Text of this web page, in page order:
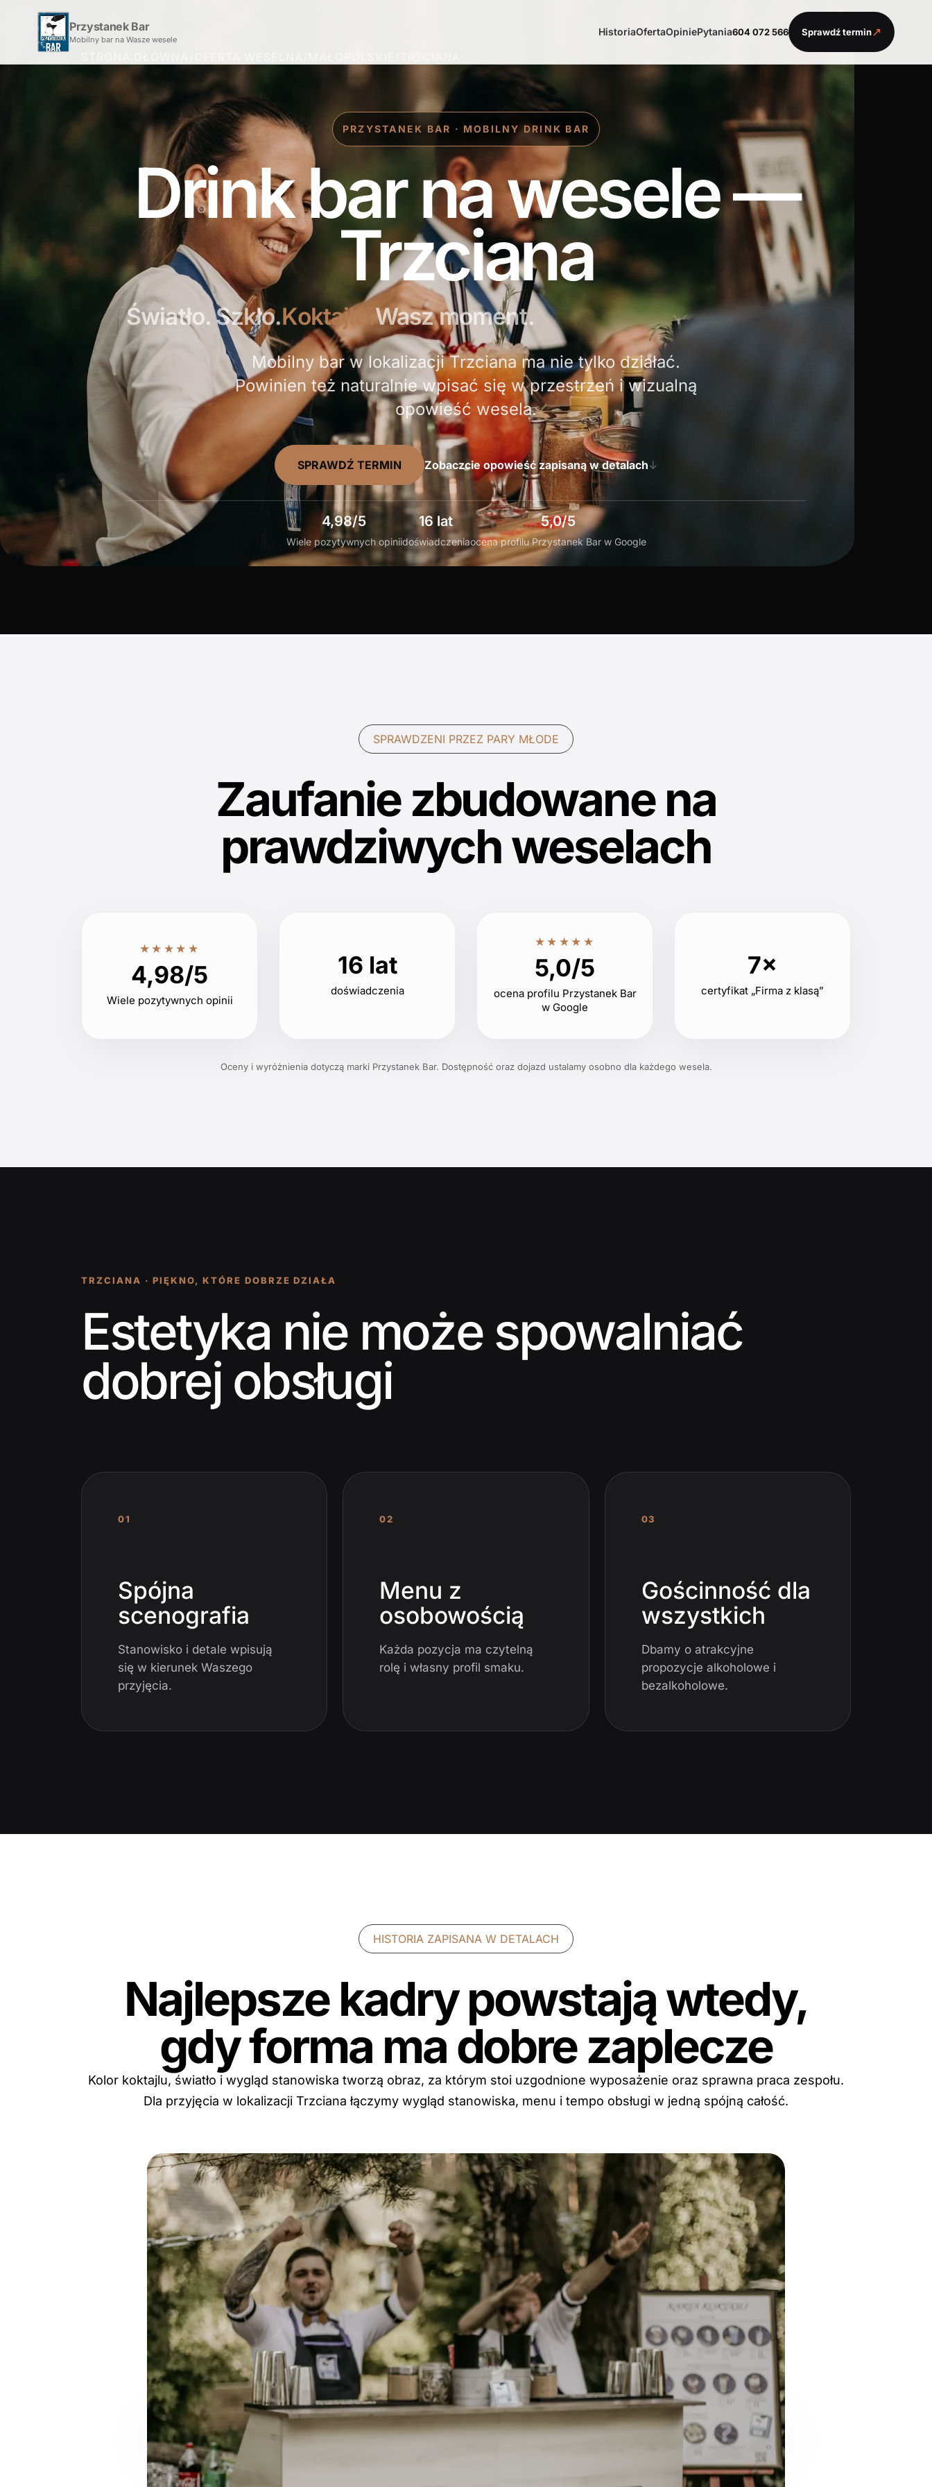
Przystanek Bar
Mobilny bar na Wasze wesele
HistoriaOfertaOpiniePytania604 072 566 Sprawdź termin↗
PRZYSTANEK BAR · MOBILNY DRINK BAR
Drink bar na wesele —
Trzciana
Światło. Szkło.Koktajle.Wasz moment.
Mobilny bar w lokalizacji Trzciana ma nie tylko działać.
Powinien też naturalnie wpisać się w przestrzeń i wizualną
opowieść wesela.
SPRAWDŹ TERMIN Zobaczcie opowieść zapisaną w detalach↓
4,98/5
Wiele pozytywnych opinii
16 lat
doświadczenia
5,0/5
ocena profilu Przystanek Bar w Google
SPRAWDZENI PRZEZ PARY MŁODE
Zaufanie zbudowane na
prawdziwych weselach
★★★★★
4,98/5
Wiele pozytywnych opinii
16 lat
doświadczenia
★★★★★
5,0/5
ocena profilu Przystanek Bar
w Google
7×
certyfikat „Firma z klasą”
Oceny i wyróżnienia dotyczą marki Przystanek Bar. Dostępność oraz dojazd ustalamy osobno dla każdego wesela.
TRZCIANA · PIĘKNO, KTÓRE DOBRZE DZIAŁA
Estetyka nie może spowalniać
dobrej obsługi
01
Spójna
scenografia
Stanowisko i detale wpisują
się w kierunek Waszego
przyjęcia.
02
Menu z
osobowością
Każda pozycja ma czytelną
rolę i własny profil smaku.
03
Gościnność dla
wszystkich
Dbamy o atrakcyjne
propozycje alkoholowe i
bezalkoholowe.
HISTORIA ZAPISANA W DETALACH
Najlepsze kadry powstają wtedy,
gdy forma ma dobre zaplecze
Kolor koktajlu, światło i wygląd stanowiska tworzą obraz, za którym stoi uzgodnione wyposażenie oraz sprawna praca zespołu.
Dla przyjęcia w lokalizacji Trzciana łączymy wygląd stanowiska, menu i tempo obsługi w jedną spójną całość.